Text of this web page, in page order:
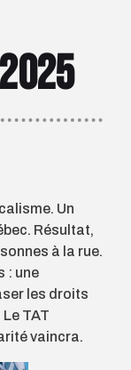
Un
Résultat,
à la rue.
: une
les droits
TAT
vaincra.